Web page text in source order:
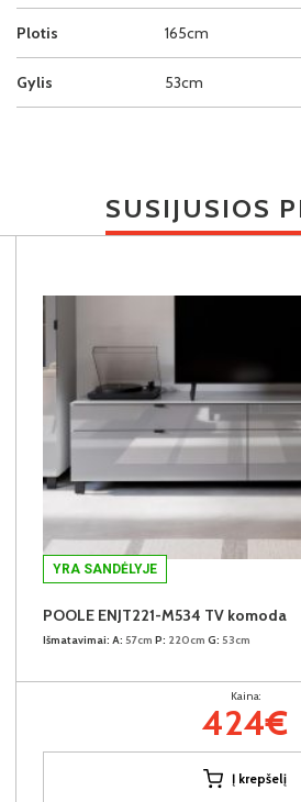
Plotis 165cm
Gylis 53cm
SUSIJUSIOS
YRA SANDĖLYJE
POOLE ENJT221-M534 TV komoda
Išmatavimai: A: 57cm P: 220cm G: 53cm
Kaina:
424€
Į krepšelį